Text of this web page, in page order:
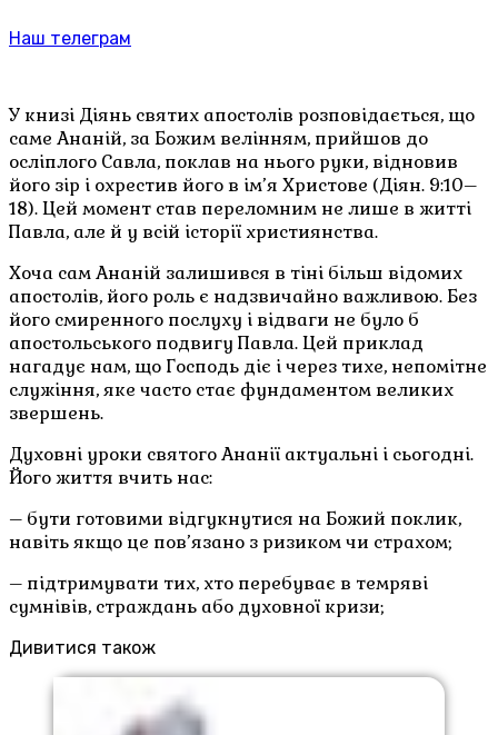
Наш телеграм
У книзі Діянь святих апостолів розповідається, що
саме Ананій, за Божим велінням, прийшов до
осліплого Савла, поклав на нього руки, відновив
його зір і охрестив його в ім’я Христове (Діян. 9:10–
18). Цей момент став переломним не лише в житті
Павла, але й у всій історії християнства.
Хоча сам Ананій залишився в тіні більш відомих
апостолів, його роль є надзвичайно важливою. Без
його смиренного послуху і відваги не було б
апостольського подвигу Павла. Цей приклад
нагадує нам, що Господь діє і через тихе, непомітне
служіння, яке часто стає фундаментом великих
звершень.
Духовні уроки святого Ананії актуальні і сьогодні.
Його життя вчить нас:
– бути готовими відгукнутися на Божий поклик,
навіть якщо це пов’язано з ризиком чи страхом;
– підтримувати тих, хто перебуває в темряві
сумнівів, страждань або духовної кризи;
Дивитися також